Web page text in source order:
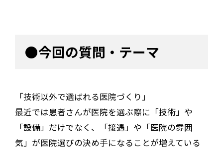
●今回の質問・テーマ
「技術以外で選ばれる医院づくり」
最近では患者さんが医院を選ぶ際に「技術」や
「設備」だけでなく、「接遇」や「医院の雰囲
気」が医院選びの決め手になることが増えている